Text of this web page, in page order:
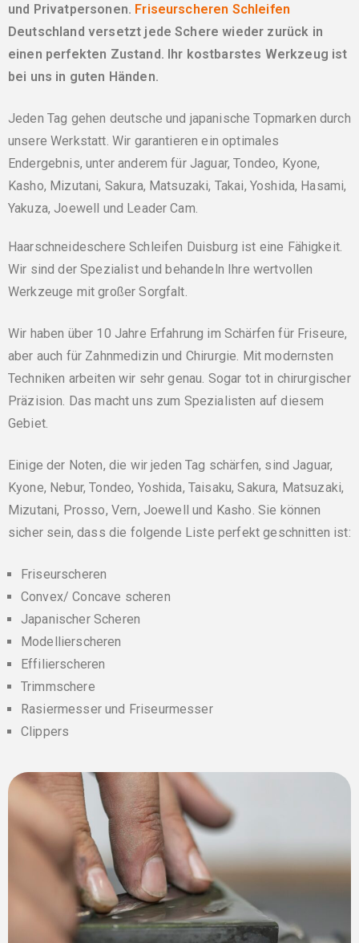
und Privatpersonen. Friseurscheren Schleifen
Deutschland versetzt jede Schere wieder zurück in
einen perfekten Zustand. Ihr kostbarstes Werkzeug ist
bei uns in guten Händen.
Jeden Tag gehen deutsche und japanische Topmarken durch
unsere Werkstatt. Wir garantieren ein optimales
Endergebnis, unter anderem für Jaguar, Tondeo, Kyone,
Kasho, Mizutani, Sakura, Matsuzaki, Takai, Yoshida, Hasami,
Yakuza, Joewell und Leader Cam.
Haarschneideschere Schleifen Duisburg ist eine Fähigkeit.
Wir sind der Spezialist und behandeln Ihre wertvollen
Werkzeuge mit großer Sorgfalt.
Wir haben über 10 Jahre Erfahrung im Schärfen für Friseure,
aber auch für Zahnmedizin und Chirurgie. Mit modernsten
Techniken arbeiten wir sehr genau. Sogar tot in chirurgischer
Präzision. Das macht uns zum Spezialisten auf diesem
Gebiet.
Einige der Noten, die wir jeden Tag schärfen, sind Jaguar,
Kyone, Nebur, Tondeo, Yoshida, Taisaku, Sakura, Matsuzaki,
Mizutani, Prosso, Vern, Joewell und Kasho. Sie können
sicher sein, dass die folgende Liste perfekt geschnitten ist:
Friseurscheren
Convex/ Concave scheren
Japanischer Scheren
Modellierscheren
Effilierscheren
Trimmschere
Rasiermesser und Friseurmesser
Clippers